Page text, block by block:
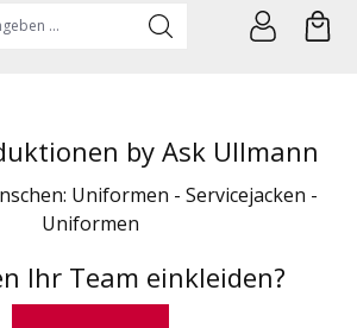
...
by Ask Ullmann
Uniformen - Servicejacken -
Uniformen
Ihr Team einkleiden?